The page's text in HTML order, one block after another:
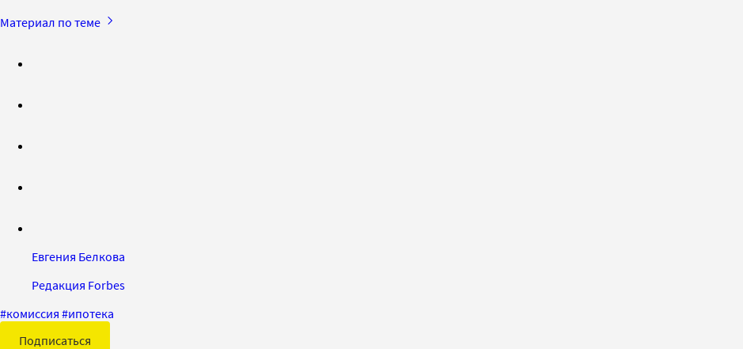
Материал по теме
Евгения Белкова
Редакция Forbes
#комиссия #ипотека
Подписаться